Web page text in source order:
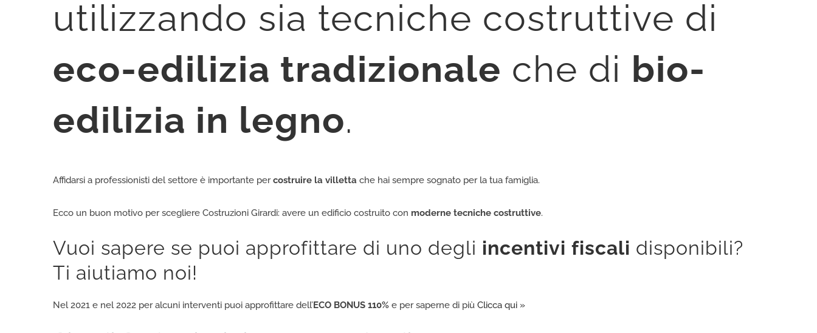
utilizzando sia tecniche costruttive di
eco-edilizia tradizionale che di bio-
edilizia in legno.
Affidarsi a professionisti del settore è importante percostruire la villetta che hai sempre sognato per la tua famiglia.
Ecco un buon motivo per scegliere Costruzioni Girardi: avere un edificio costruito con moderne tecniche costruttive.
Vuoi sapere se puoi approfittare di uno degli incentivi fiscali disponibili?
Ti aiutiamo noi!
Nel 2021 e nel 2022 per alcuni interventi puoi approfittare dell’ECO BONUS 110% e per saperne di più Clicca qui »